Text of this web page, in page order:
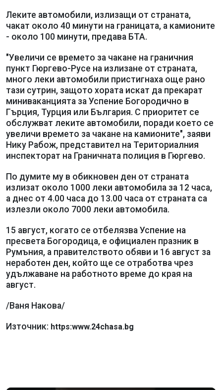
Леките автомобили, излизащи от страната,
чакат около 40 минути на границата, а камионите
- около 100 минути, предава БТА.
"Увеличи се времето за чакане на граничния
пункт Гюргево-Русе на излизане от страната,
много леки автомобили пристигнаха още рано
тази сутрин, защото хората искат да прекарат
миниваканцията за Успение Богородично в
Гърция, Турция или България. С приоритет се
обслужват леките автомобили, поради което се
увеличи времето за чакане на камионите", заяви
Нику Рабож, представител на Териториалния
инспекторат на Граничната полиция в Гюргево.
По думите му в обикновен ден от страната
излизат около 1000 леки автомобила за 12 часа,
а днес от 4.00 часа до 13.00 часа от страната са
излезли около 7000 леки автомобила.
15 август, когато се отбелязва Успение на
пресвета Богородица, е официален празник в
Румъния, а правителството обяви и 16 август за
неработен ден, който ще се отработва чрез
удължаване на работното време до края на
август.
/Ваня Накова/
Източник: https:www.24chasa.bg